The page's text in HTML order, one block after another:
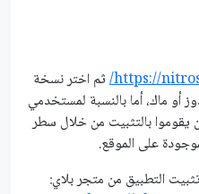
https:// ثم اختر نسخة
أو ماك، أما بالنسبة لمستخدمي
يقوموا بالتثبيت من خلال سطر
على الموقع.
التطبيق من متجر بلاي: